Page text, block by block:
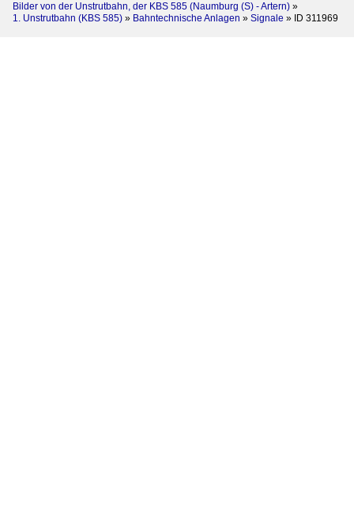
Bilder von der Unstrutbahn, der KBS 585 (Naumburg (S) - Artern) »
1. Unstrutbahn (KBS 585) » Bahntechnische Anlagen » Signale » ID 311969